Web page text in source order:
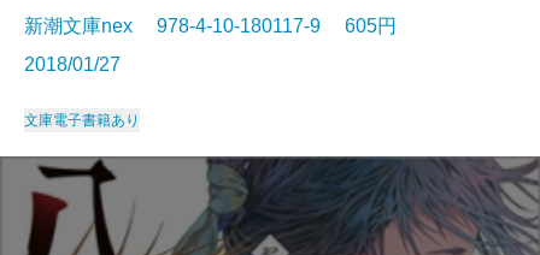
新潮文庫nex 978-4-10-180117-9 605円
2018/01/27
文庫電子書籍あり